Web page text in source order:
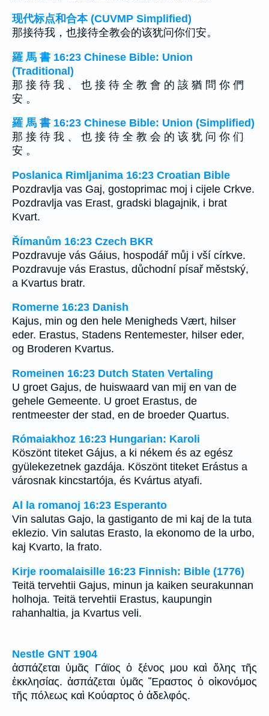
现代标点和合本 (CUVMP Simplified)
那接待我，也接待全教会的该犹问你们安。
羅 馬 書 16:23 Chinese Bible: Union
(Traditional)
那 接 待 我 、 也 接 待 全 教 會 的 該 猶 問 你 們
安 。
羅 馬 書 16:23 Chinese Bible: Union (Simplified)
那 接 待 我 、 也 接 待 全 教 会 的 该 犹 问 你 们
安 。
Poslanica Rimljanima 16:23 Croatian Bible
Pozdravlja vas Gaj, gostoprimac moj i cijele Crkve.
Pozdravlja vas Erast, gradski blagajnik, i brat
Kvart.
Římanům 16:23 Czech BKR
Pozdravuje vás Gáius, hospodář můj i vší církve.
Pozdravuje vás Erastus, důchodní písař městský,
a Kvartus bratr.
Romerne 16:23 Danish
Kajus, min og den hele Menigheds Vært, hilser
eder. Erastus, Stadens Rentemester, hilser eder,
og Broderen Kvartus.
Romeinen 16:23 Dutch Staten Vertaling
U groet Gajus, de huiswaard van mij en van de
gehele Gemeente. U groet Erastus, de
rentmeester der stad, en de broeder Quartus.
Rómaiakhoz 16:23 Hungarian: Karoli
Köszönt titeket Gájus, a ki nékem és az egész
gyülekezetnek gazdája. Köszönt titeket Erástus a
városnak kincstartója, és Kvártus atyafi.
Al la romanoj 16:23 Esperanto
Vin salutas Gajo, la gastiganto de mi kaj de la tuta
eklezio. Vin salutas Erasto, la ekonomo de la urbo,
kaj Kvarto, la frato.
Kirje roomalaisille 16:23 Finnish: Bible (1776)
Teitä tervehtii Gajus, minun ja kaiken seurakunnan
holhoja. Teitä tervehtii Erastus, kaupungin
rahanhaltia, ja Kvartus veli.
Nestle GNT 1904
ἀσπάζεται ὑμᾶς Γάϊος ὁ ξένος μου καὶ ὅλης τῆς
ἐκκλησίας. ἀσπάζεται ὑμᾶς Ἔραστος ὁ οἰκονόμος
τῆς πόλεως καὶ Κούαρτος ὁ ἀδελφός.